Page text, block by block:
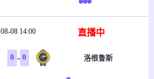
08-08 14:00 直播中
0 - 0 洛根鲁斯